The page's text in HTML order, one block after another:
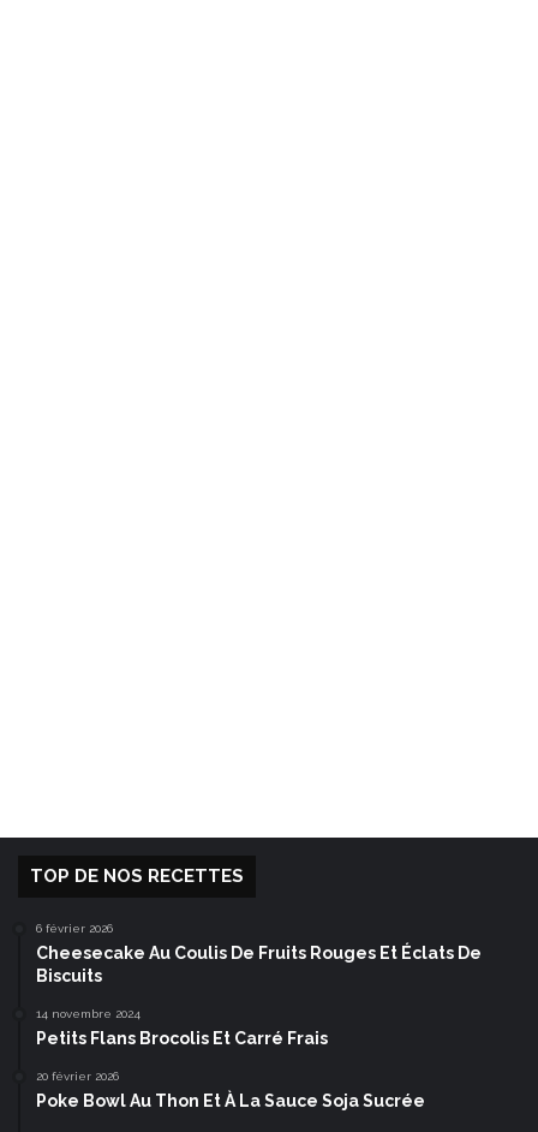
TOP DE NOS RECETTES
6 février 2026
Cheesecake Au Coulis De Fruits Rouges Et Éclats De
Biscuits
14 novembre 2024
Petits Flans Brocolis Et Carré Frais
20 février 2026
Poke Bowl Au Thon Et À La Sauce Soja Sucrée